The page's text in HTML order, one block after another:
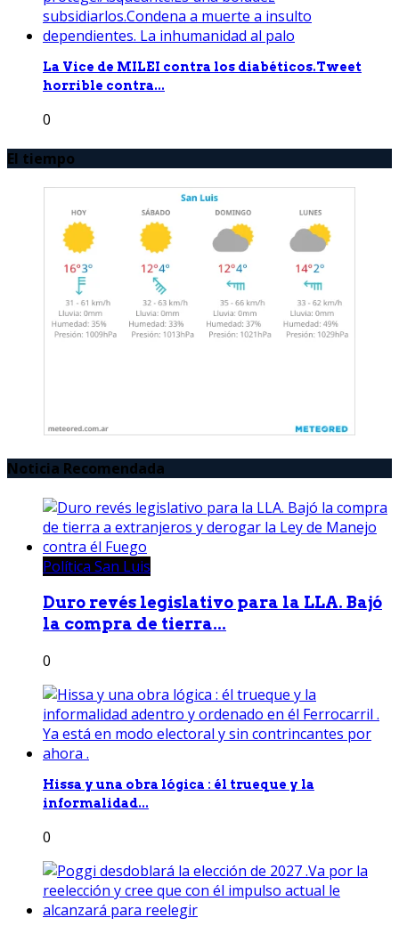
La Vice de MILEI contra los diabéticos.Tweet
horrible contra...
0
El tiempo
Noticia Recomendada
Política San Luis
Duro revés legislativo para la LLA. Bajó
la compra de tierra...
0
Hissa y una obra lógica : él trueque y la
informalidad...
0